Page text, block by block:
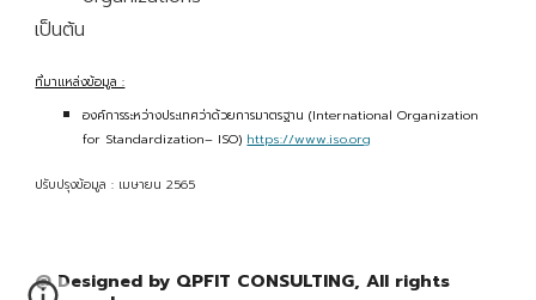
เป็นต้น
ที่มาแหล่งข้อมูล :
องค์การระหว่างประเทศว่าด้วยการมาตรฐาน (International Organization
for Standardization– ISO) https://www.iso.org
ปรับปรุงข้อมูล : เมษายน 2565
@ Designed by QPFIT CONSULTING, All rights